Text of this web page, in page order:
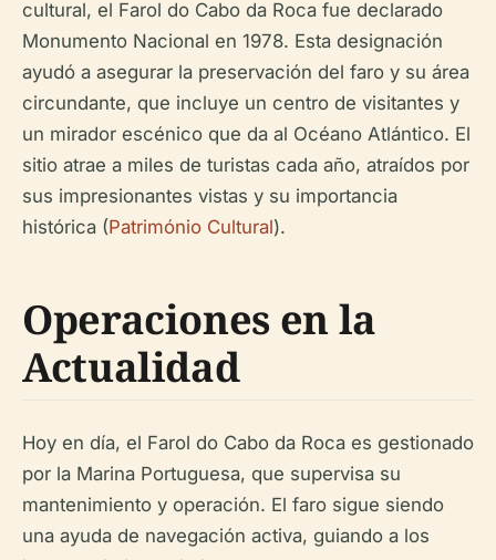
cultural, el Farol do Cabo da Roca fue declarado
Monumento Nacional en 1978. Esta designación
ayudó a asegurar la preservación del faro y su área
circundante, que incluye un centro de visitantes y
un mirador escénico que da al Océano Atlántico. El
sitio atrae a miles de turistas cada año, atraídos por
sus impresionantes vistas y su importancia
histórica (Património Cultural).
Operaciones en la
Actualidad
Hoy en día, el Farol do Cabo da Roca es gestionado
por la Marina Portuguesa, que supervisa su
mantenimiento y operación. El faro sigue siendo
una ayuda de navegación activa, guiando a los